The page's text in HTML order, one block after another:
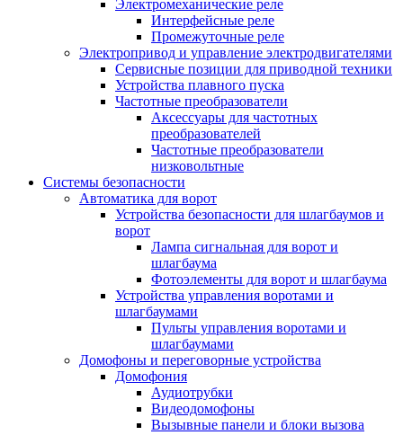
Электромеханические реле
Интерфейсные реле
Промежуточные реле
Электропривод и управление электродвигателями
Сервисные позиции для приводной техники
Устройства плавного пуска
Частотные преобразователи
Аксессуары для частотных
преобразователей
Частотные преобразователи
низковольтные
Системы безопасности
Автоматика для ворот
Устройства безопасности для шлагбаумов и
ворот
Лампа сигнальная для ворот и
шлагбаума
Фотоэлементы для ворот и шлагбаума
Устройства управления воротами и
шлагбаумами
Пульты управления воротами и
шлагбаумами
Домофоны и переговорные устройства
Домофония
Аудиотрубки
Видеодомофоны
Вызывные панели и блоки вызова